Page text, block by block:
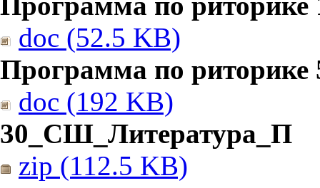
doc (52.5 KB)
Программа по риторике
doc (192 KB)
30_СШ_Литература_П
zip (112.5 KB)